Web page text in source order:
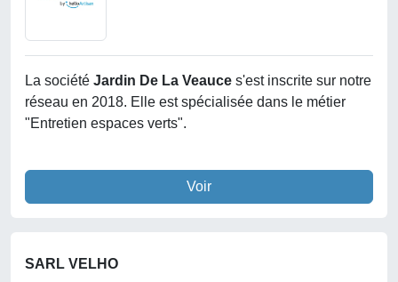
La société Jardin De La Veauce s'est inscrite sur notre
réseau en 2018. Elle est spécialisée dans le métier
"Entretien espaces verts".
Voir
SARL VELHO